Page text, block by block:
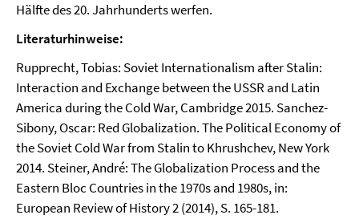
Hälfte des 20. Jahrhunderts werfen.
Literaturhinweise:
Rupprecht, Tobias: Soviet Internationalism after Stalin:
Interaction and Exchange between the USSR and Latin
America during the Cold War, Cambridge 2015. Sanchez-
Sibony, Oscar: Red Globalization. The Political Economy of
the Soviet Cold War from Stalin to Khrushchev, New York
2014. Steiner, André: The Globalization Process and the
Eastern Bloc Countries in the 1970s and 1980s, in:
European Review of History 2 (2014), S. 165-181.